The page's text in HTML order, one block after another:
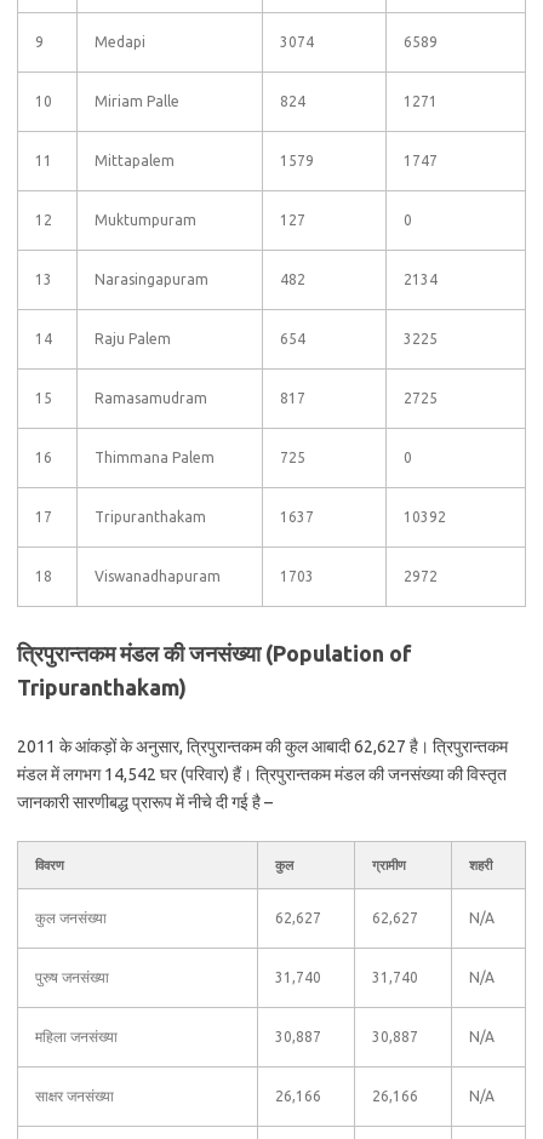
9 Medapi 3074 6589
10 Miriam Palle 824 1271
11 Mittapalem 1579 1747
12 Muktumpuram 127 0
13 Narasingapuram 482 2134
14 Raju Palem 654 3225
15 Ramasamudram 817 2725
16 Thimmana Palem 725 0
17 Tripuranthakam 1637 10392
18 Viswanadhapuram 1703 2972
त्रिपुरान्तकम मंडल की जनसंख्या (Population of
Tripuranthakam)
2011 के आंकड़ों के अनुसार, त्रिपुरान्तकम की कुल आबादी 62,627 है। त्रिपुरान्तकम
मंडल में लगभग 14,542 घर (परिवार) हैं। त्रिपुरान्तकम मंडल की जनसंख्या की विस्तृत
जानकारी सारणीबद्ध प्रारूप में नीचे दी गई है –
विवरण कुल ग्रामीण शहरी
कुल जनसंख्या 62,627 62,627 N/A
पुरुष जनसंख्या 31,740 31,740 N/A
महिला जनसंख्या 30,887 30,887 N/A
साक्षर जनसंख्या 26,166 26,166 N/A